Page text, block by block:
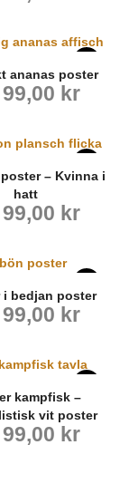
ananas poster
99,00 kr
– Kvinna i
hatt
99,00 kr
i bedjan poster
99,00 kr
kampfisk –
vit poster
99,00 kr